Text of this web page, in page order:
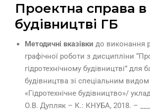
Проектна справа в
будівництві ГБ
Методичні вказівки до виконання
графічної роботи з дисципліни
гідротехнічному будівництві” для
будівництва зі спеціальним видом
«Гідротехнічне будівництво»/
О.В. Дупляк – К.: КНУБА, 2018. –